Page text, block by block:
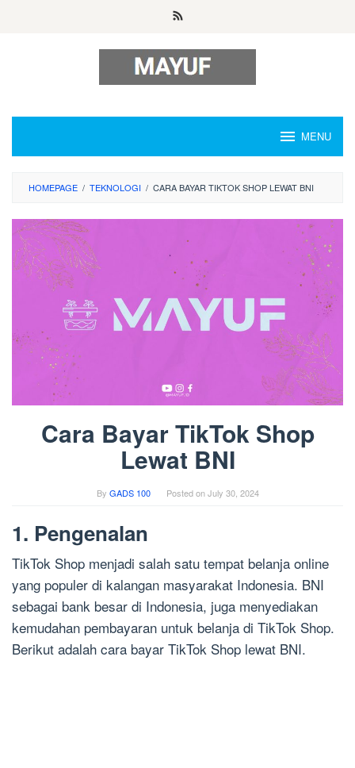
MENU
HOMEPAGE / TEKNOLOGI / CARA BAYAR TIKTOK SHOP LEWAT BNI
Cara Bayar TikTok Shop
Lewat BNI
By GADS 100 Posted onJuly 30, 2024
1. Pengenalan
TikTok Shop menjadi salah satu tempat belanja online
yang populer di kalangan masyarakat Indonesia. BNI
sebagai bank besar di Indonesia, juga menyediakan
kemudahan pembayaran untuk belanja di TikTok Shop.
Berikut adalah cara bayar TikTok Shop lewat BNI.